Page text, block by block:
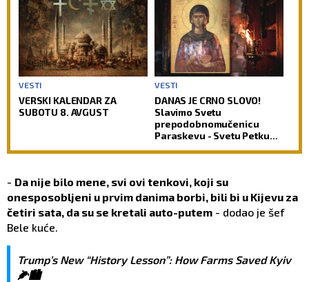
VESTI
VERSKI KALENDAR ZA
SUBOTU 8. AVGUST
VESTI
DANAS JE CRNO SLOVO!
Slavimo Svetu
prepodobnomučenicu
Paraskevu - Svetu Petku
- Da nije bilo mene, svi ovi tenkovi, koji su
onesposobljeni u prvim danima borbi, bili bi u Kijevu za
četiri sata, da su se kretali auto-putem - dodao je šef
Bele kuće.
Trump’s New “History Lesson”: How Farms Saved Kyiv
🌽🏙️